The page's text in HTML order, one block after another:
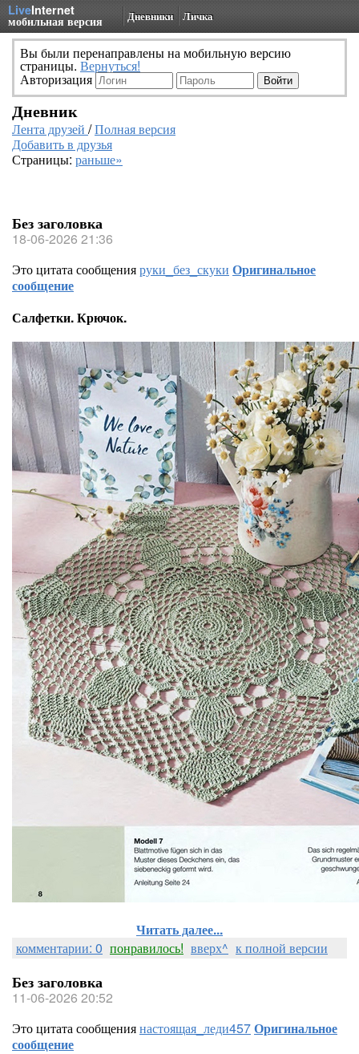
LiveInternet
мобильная версия Дневники Личка
Вы были перенаправлены на мобильную версию
страницы. Вернуться!
Авторизация
Дневник
Лента друзей /Полная версия
Добавить в друзья
Страницы: раньше»
Без заголовка
18-06-2026 21:36
Это цитата сообщенияруки_без_скуки Оригинальное
сообщение
Салфетки. Крючок.
Читать далее...
комментарии: 0 понравилось! вверх^ к полной версии
Без заголовка
11-06-2026 20:52
Это цитата сообщениянастоящая_леди457Оригинальное
сообщение